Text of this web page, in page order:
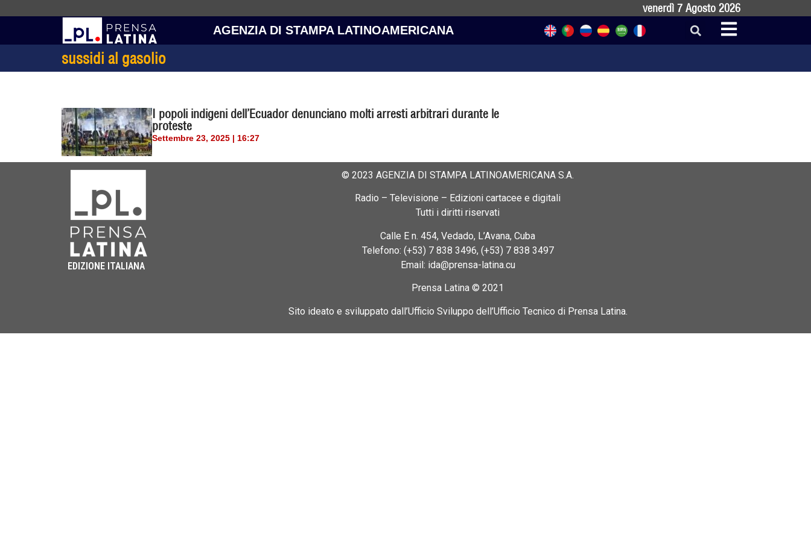
venerdì 7 Agosto 2026
AGENZIA DI STAMPA LATINOAMERICANA
sussidi al gasolio
I popoli indigeni dell’Ecuador denunciano molti arresti arbitrari durante le
proteste
Settembre 23, 2025 | 16:27
EDIZIONE ITALIANA
© 2023 AGENZIA DI STAMPA LATINOAMERICANA S.A.
Radio – Televisione – Edizioni cartacee e digitali
Tutti i diritti riservati
Calle E n. 454, Vedado, L’Avana, Cuba
Telefono: (+53) 7 838 3496, (+53) 7 838 3497
Email: ida@prensa-latina.cu
Prensa Latina © 2021
Sito ideato e sviluppato dall’Ufficio Sviluppo dell’Ufficio Tecnico di Prensa Latina.